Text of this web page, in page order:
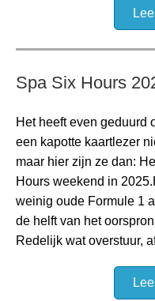
Spa Six Hours
Het heeft even geduurd
een kapotte kaartlezer
maar hier zijn ze dan:
Hours weekend in
weinig oude Formule 1
de helft van het
Redelijk wat overstuur,